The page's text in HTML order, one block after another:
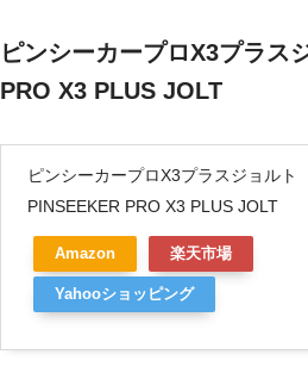
ピンシーカープロX3プラス
PRO X3 PLUS JOLT
ピンシーカープロX3プラスジョルト
PINSEEKER PRO X3 PLUS JOLT
Amazon 楽天市場
Yahooショッピング